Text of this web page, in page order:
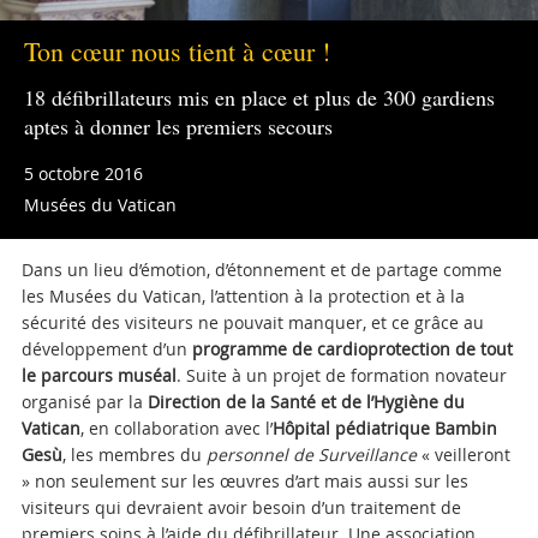
Ton cœur nous tient à cœur !
18 défibrillateurs mis en place et plus de 300 gardiens
aptes à donner les premiers secours
5 octobre 2016
Musées du Vatican
Dans un lieu d’émotion, d’étonnement et de partage comme
les Musées du Vatican, l’attention à la protection et à la
sécurité des visiteurs ne pouvait manquer, et ce grâce au
développement d’un programme de cardioprotection de tout
le parcours muséal. Suite à un projet de formation novateur
organisé par la Direction de la Santé et de l’Hygiène du
Vatican, en collaboration avec l’Hôpital pédiatrique Bambin
Gesù, les membres du personnel de Surveillance« veilleront
» non seulement sur les œuvres d’art mais aussi sur les
visiteurs qui devraient avoir besoin d’un traitement de